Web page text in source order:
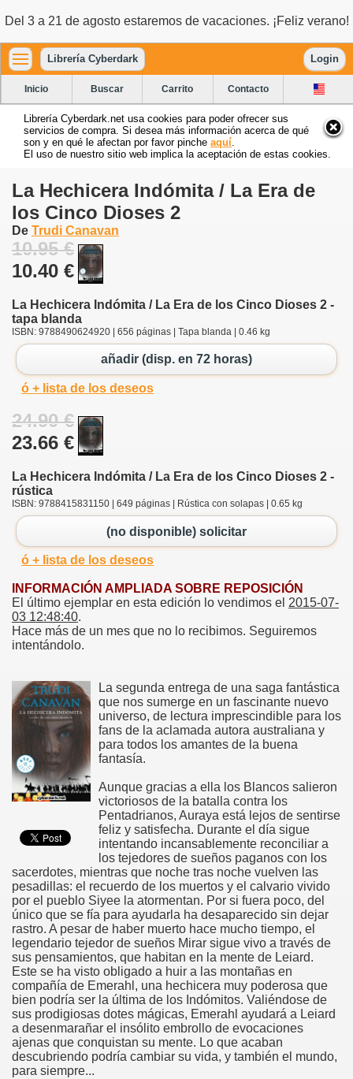
Del 3 a 21 de agosto estaremos de vacaciones. ¡Feliz verano!
Librería Cyberdark Login
Inicio Buscar Carrito Contacto
Librería Cyberdark.net usa cookies para poder ofrecer sus
servicios de compra. Si desea más información acerca de qué
son y en qué le afectan por favor pinche aquí
El uso de nuestro sitio web implica la aceptación de estas cookies.
La Hechicera Indómita / La Era de
los Cinco Dioses 2
De Trudi Canavan
10.95 €
10.40 €
La Hechicera Indómita / La Era de los Cinco Dioses 2 -
tapa blanda
ISBN: 9788490624920 | 656 páginas | Tapa blanda | 0.46 kg
añadir (disp. en 72 horas)
ó + lista de los deseos
24.90 €
23.66 €
La Hechicera Indómita / La Era de los Cinco Dioses 2 -
rústica
ISBN: 9788415831150 | 649 páginas | Rústica con solapas | 0.65 kg
(no disponible) solicitar
ó + lista de los deseos
INFORMACIÓN AMPLIADA SOBRE REPOSICIÓN
El último ejemplar en esta edición lo vendimos el 2015-07-
03 12:48:40.
Hace más de un mes que no lo recibimos. Seguiremos
intentándolo.
La segunda entrega de una saga fantástica
que nos sumerge en un fascinante nuevo
universo, de lectura imprescindible para los
fans de la aclamada autora australiana y
para todos los amantes de la buena
fantasía.
Aunque gracias a ella los Blancos salieron
victoriosos de la batalla contra los
Pentadrianos, Auraya está lejos de sentirse
feliz y satisfecha. Durante el día sigue
intentando incansablemente reconciliar a
los tejedores de sueños paganos con los
sacerdotes, mientras que noche tras noche vuelven las
pesadillas: el recuerdo de los muertos y el calvario vivido
por el pueblo Siyee la atormentan. Por si fuera poco, del
único que se fía para ayudarla ha desaparecido sin dejar
rastro. A pesar de haber muerto hace mucho tiempo, el
legendario tejedor de sueños Mirar sigue vivo a través de
sus pensamientos, que habitan en la mente de Leiard.
Este se ha visto obligado a huir a las montañas en
compañía de Emerahl, una hechicera muy poderosa que
bien podría ser la última de los Indómitos. Valiéndose de
sus prodigiosas dotes mágicas, Emerahl ayudará a Leiard
a desenmarañar el insólito embrollo de evocaciones
ajenas que conquistan su mente. Lo que acaban
descubriendo podría cambiar su vida, y también el mundo,
para siempre...